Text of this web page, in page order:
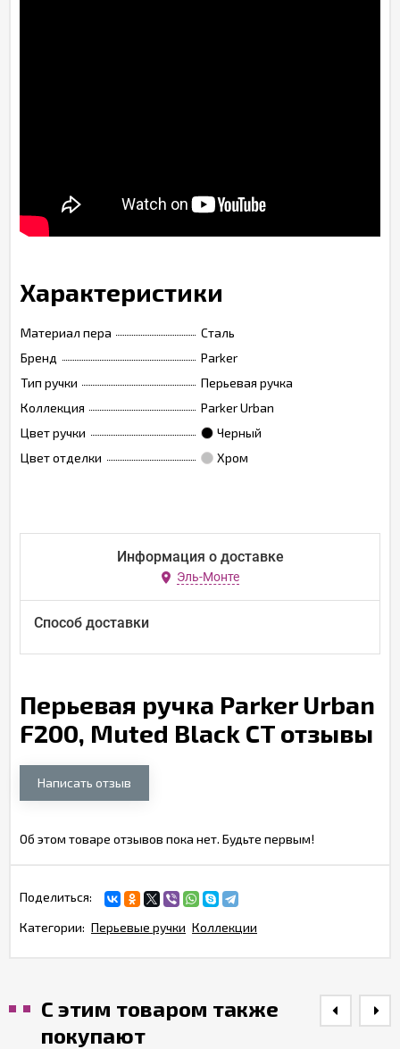
Характеристики
Материал пера
Сталь
Бренд
Parker
Тип ручки
Перьевая ручка
Коллекция
Parker Urban
Цвет ручки
Черный
Цвет отделки
Хром
Информация о доставке
Эль-Монте
Способ доставки
Перьевая ручка Parker Urban
F200, Muted Black CT отзывы
Написать отзыв
Об этом товаре отзывов пока нет. Будьте первым!
Поделиться:
Категории: Перьевые ручки Коллекции
С этим товаром также
покупают